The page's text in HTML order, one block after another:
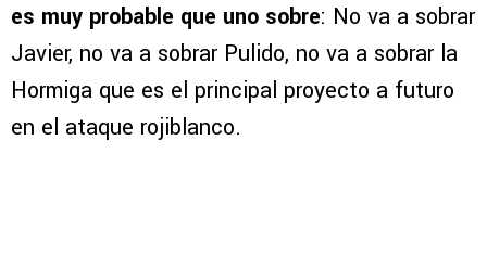
es muy probable que uno sobre: No va a sobrar
Javier, no va a sobrar Pulido, no va a sobrar la
Hormiga que es el principal proyecto a futuro
en el ataque rojiblanco.